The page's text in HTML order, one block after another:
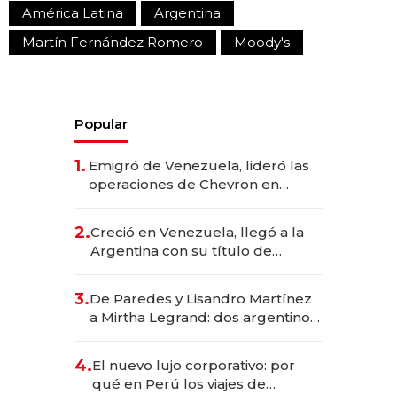
América Latina
Argentina
Martín Fernández Romero
Moody's
Popular
1. Emigró de Venezuela, lideró las
operaciones de Chevron en
2.Creció en Venezuela, llegó a la
Argentina con su título de
las marcas "fast premium"
3.De Paredes y Lisandro Martínez
a Mirtha Legrand: dos argentinos
4.El nuevo lujo corporativo: por
qué en Perú los viajes de